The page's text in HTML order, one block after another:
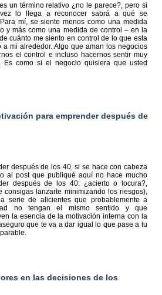
un término relativo ¿no le parece?, pero si
lo llega a reconocer sabrá a qué se
mí, se siente menos como una medida
y más como una medida de control – en la
cuánto me siento en control de lo que esta
a mi alrededor. Algo que aman los negocios
el control e incluso hacernos sentir muy
Es como si el negocio quisiera que usted
para emprender después de
después de los 40, si se hace con cabeza
al post que publiqué aquí no hace mucho
después de los 40: ¿acierto o locura?,
consigas lanzarte minimizando los riesgos),
serie de alicientes que probablemente a
no tengan el mismo sentido y que
la esencia de la motivación interna con la
que te va a dar igual lo que pase a tu
en las decisiones de los